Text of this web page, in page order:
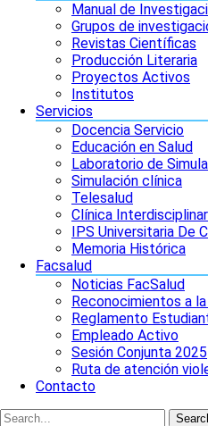
Manual de
Grupos de
Revistas Científicas
Producción Literaria
Proyectos Activos
Institutos
Servicios
Docencia Servicio
Educación en Salud
Laboratorio de
Simulación clínica
Telesalud
Clínica
IPS Universitaria De
Memoria Histórica
Facsalud
Noticias FacSalud
Reconocimientos a
Reglamento
Empleado Activo
Sesión Conjunta 2025
Ruta de atención
Contacto